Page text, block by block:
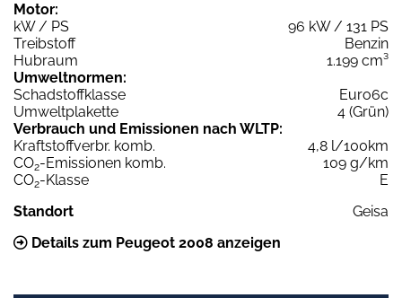
Motor:
kW / PS
96 kW / 131 PS
Treibstoff
Benzin
Hubraum
1.199 cm³
Umweltnormen:
Schadstoffklasse
Euro6c
Umweltplakette
4 (Grün)
Verbrauch und Emissionen nach WLTP:
Kraftstoffverbr. komb.
4,8 l/100km
CO2-Emissionen komb.
109 g/km
CO2-Klasse
E
Standort
Geisa
Details zum Peugeot 2008 anzeigen